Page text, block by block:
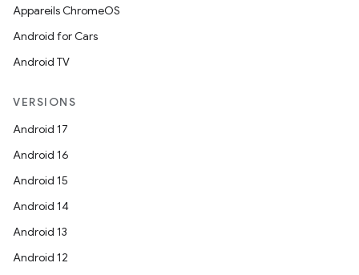
Appareils ChromeOS
Android for Cars
Android TV
VERSIONS
Android 17
Android 16
Android 15
Android 14
Android 13
Android 12